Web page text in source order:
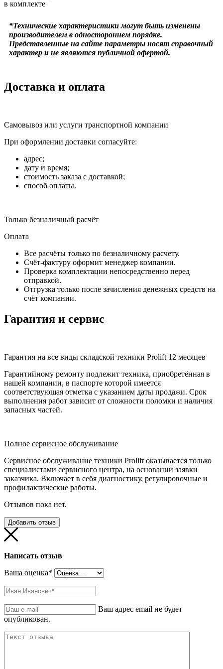
в комплекте
*Технические характеристики могут быть изменены
производителем в одностороннем порядке.
Представленные на сайте параметры носят справочный
характер и не являются публичной офертой.
Доставка и оплата
Самовывоз или услуги транспортной компании
При оформлении доставки согласуйте:
адрес;
дату и время;
стоимость заказа с доставкой;
способ оплаты.
Только безналичный расчёт
Оплата
Все расчёты только по безналичному расчету.
Счёт-фактуру оформит менеджер компании.
Проверка комплектации непосредственно перед
отправкой.
Отгрузка только после зачисления денежных средств на
счёт компании.
Гарантия и сервис
Гарантия на все виды складской техники Prolift 12 месяцев
Гарантийному ремонту подлежит техника, приобретённая в
нашей компании, в паспорте которой имеется
соответствующая отметка с указанием даты продажи. Срок
выполнения работ зависит от сложности поломки и наличия
запасных частей.
Полное сервисное обслуживание
Сервисное обслуживание техники Prolift оказывается только
специалистами сервисного центра, на основании заявки
заказчика. Включает в себя диагностику, регулировочные и
профилактические работы.
Отзывов пока нет.
Добавить отзыв
Написать отзыв
Ваша оценка*
Ваш адрес email не будет
опубликован.